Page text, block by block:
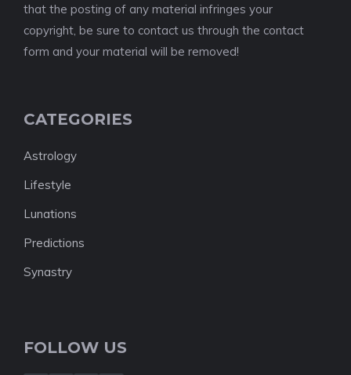
that the posting of any material infringes your
copyright, be sure to contact us through the contact
form and your material will be removed!
CATEGORIES
Astrology
Lifestyle
Lunations
Predictions
Synastry
FOLLOW US